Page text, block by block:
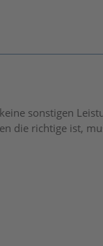
sonstigen
die richtige ist,